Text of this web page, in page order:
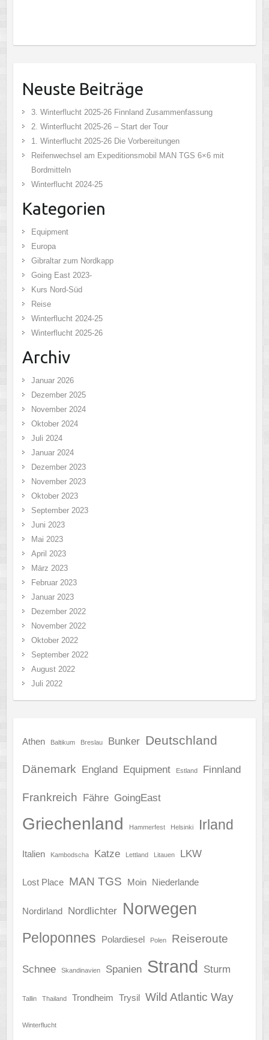
Neuste Beiträge
3. Winterflucht 2025-26 Finnland Zusammenfassung
2. Winterflucht 2025-26 – Start der Tour
1. Winterflucht 2025-26 Die Vorbereitungen
Reifenwechsel am Expeditionsmobil MAN TGS 6×6 mit
Bordmitteln
Winterflucht 2024-25
Kategorien
Equipment
Europa
Gibraltar zum Nordkapp
Going East 2023-
Kurs Nord-Süd
Reise
Winterflucht 2024-25
Winterflucht 2025-26
Archiv
Januar 2026
Dezember 2025
November 2024
Oktober 2024
Juli 2024
Januar 2024
Dezember 2023
November 2023
Oktober 2023
September 2023
Juni 2023
Mai 2023
April 2023
März 2023
Februar 2023
Januar 2023
Dezember 2022
November 2022
Oktober 2022
September 2022
August 2022
Juli 2022
Athen Baltikum Breslau Bunker Deutschland
Dänemark England Equipment Estland Finnland
Frankreich Fähre GoingEast
Griechenland Hammerfest Helsinki Irland
Italien Kambodscha Katze Lettland Litauen LKW
Lost Place MAN TGS Moin Niederlande
Nordirland Nordlichter Norwegen
Peloponnes Polardiesel Polen Reiseroute
Schnee Skandinavien Spanien Strand Sturm
Tallin Thailand Trondheim Trysil Wild Atlantic Way
Winterflucht